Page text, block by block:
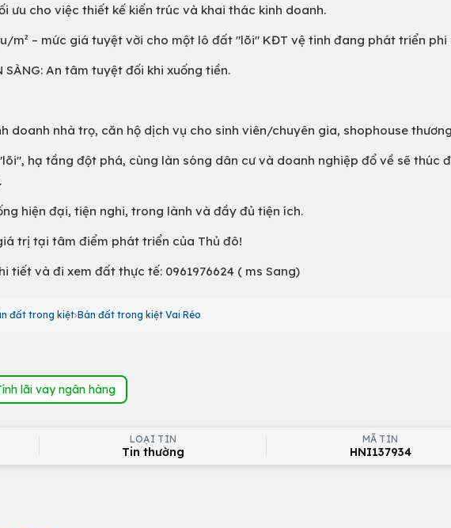
ưu cho việc thiết kế kiến trúc và khai thác kinh doanh.
m² – mức giá tuyệt vời cho một lô đất "lõi" KĐT vệ tinh đang phát triển phi
SÀNG: An tâm tuyệt đối khi xuống tiền.
doanh nhà trọ, căn hộ dịch vụ cho sinh viên/chuyên gia, shophouse
hạ tầng đột phá, cùng làn sóng dân cư và doanh nghiệp đổ về sẽ thúc
hiện đại, tiện nghi, trong lành và đầy đủ tiện ích.
trị tại tâm điểm phát triển của Thủ đô!
tiết và đi xem đất thực tế: 0961976624 ( ms Sang)
đất trong kiệt Bán đất trong kiệt Vai Réo
lãi vay ngân hàng
LOẠI TIN
Tin thường
MÃ TIN
HNI137934